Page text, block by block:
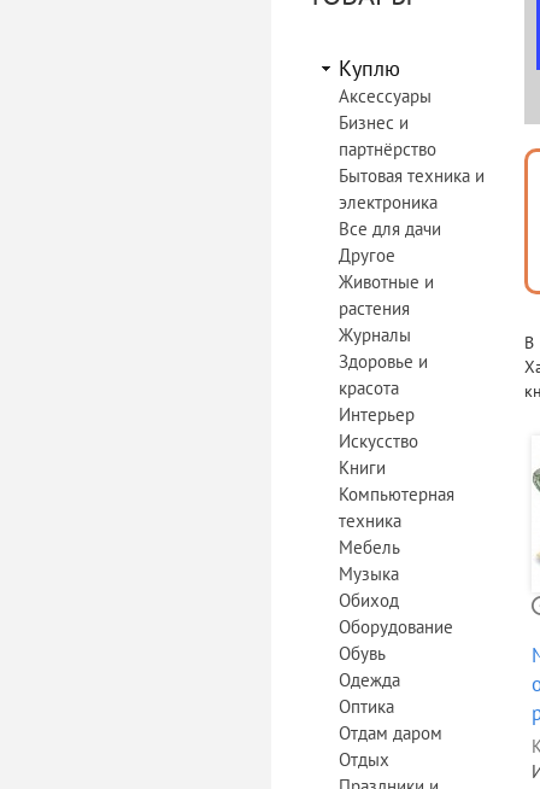
Куплю
Аксессуары
Бизнес и
партнёрство
Бытовая техника и
электроника
Все для дачи
Другое
Животные и
растения
Журналы
Здоровье и
красота
Интерьер
Искусство
Книги
Компьютерная
техника
Мебель
Музыка
Обиход
Оборудование
Обувь
Одежда
Оптика
Отдам даром
Отдых
В